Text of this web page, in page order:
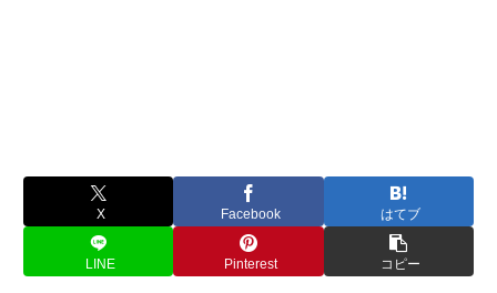
X Facebook はてブ
LINE Pinterest コピー